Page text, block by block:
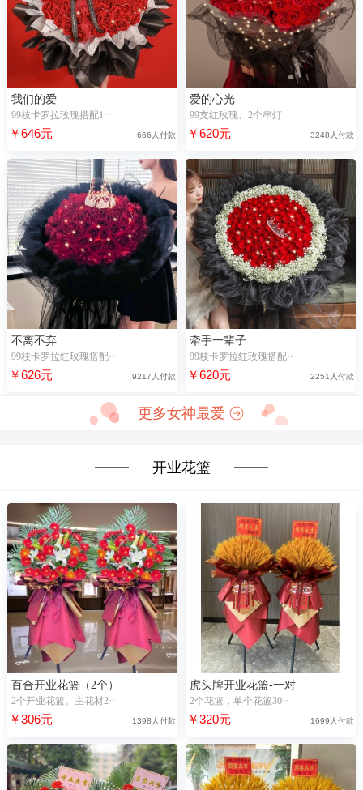
我们的爱
99枝卡罗拉玫瑰搭配1··
￥646元 666人付款
爱的心光
99支红玫瑰、2个串灯
￥620元 3248人付款
不离不弃
99枝卡罗拉红玫瑰搭配··
￥626元 9217人付款
牵手一辈子
99枝卡罗拉红玫瑰搭配··
￥620元 2251人付款
更多女神最爱
开业花篮
百合开业花篮（2个）
2个开业花篮。主花材2··
￥306元 1398人付款
虎头牌开业花篮-一对
2个花篮，单个花篮30··
￥320元 1699人付款